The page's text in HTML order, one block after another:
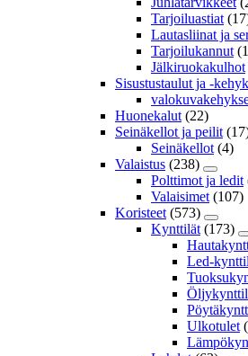
Tarjoiluastiat
Lautasliinat ja
Tarjoilukannut
Jälkiruokakulhot
Sisustustaulut ja -
Huonekalut (22)
Seinäkellot ja peilit
Seinäkellot (4)
Valaistus (238)
Polttimot ja ledit
Valaisimet (107)
Koristeet (573)
Kynttilät (173)
Led-
Ulkotulet